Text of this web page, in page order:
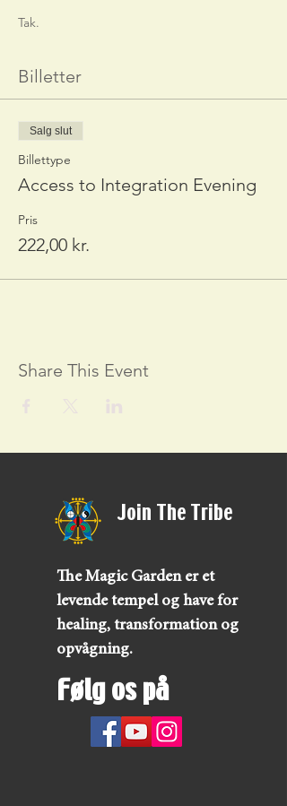
Tak.
Billetter
Salg slut
Billettype
Access to Integration Evening
Pris
222,00 kr.
Share This Event
Join The Tribe
The Magic Garden er et
levende tempel og have for
healing, transformation og
opvågning.
Følg os på